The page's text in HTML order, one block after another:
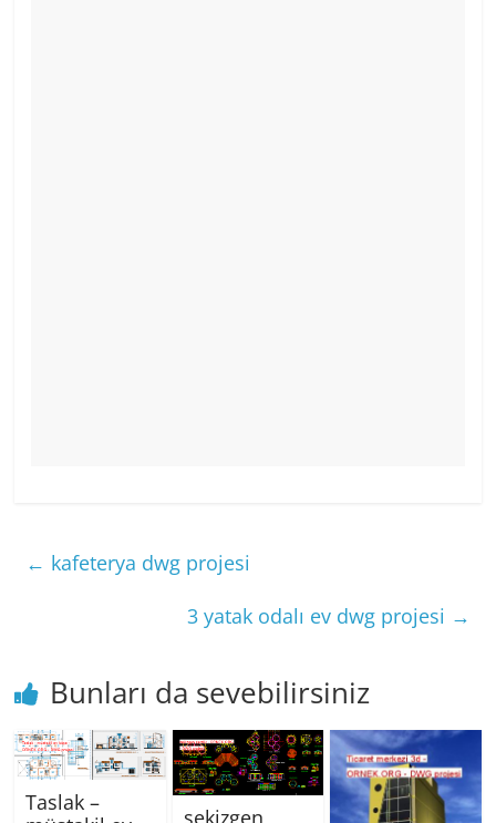
← kafeterya dwg projesi
3 yatak odalı ev dwg projesi →
Bunları da sevebilirsiniz
Taslak –
sekizgen